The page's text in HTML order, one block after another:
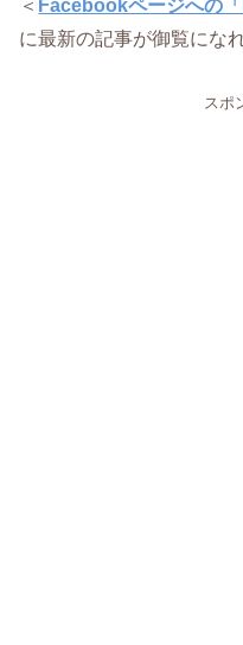
＜ Facebookページへの「
に最新の記事が御覧にな
スポ